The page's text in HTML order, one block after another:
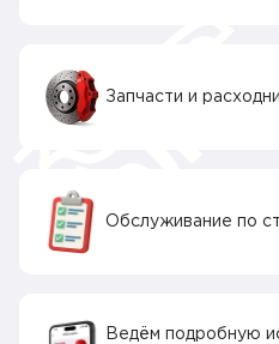
Запчасти и
Обслуживание по
Ведём подробную